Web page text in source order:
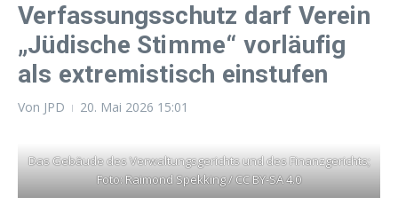
Verfassungsschutz darf Verein
„Jüdische Stimme“ vorläufig
als extremistisch einstufen
Von JPD 20. Mai 2026 15:01
Das Gebäude des Verwaltungsgerichts und des Finanzgerichts;
Foto: Raimond Spekking / CC BY-SA 4.0